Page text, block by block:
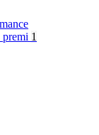
premi 1